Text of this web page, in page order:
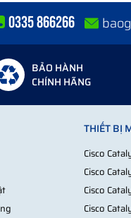
0335 866266
BẢO HÀNH
CHÍNH HÃNG
THIẾT BỊ
Cisco
Cisco
Cisco
Cisco